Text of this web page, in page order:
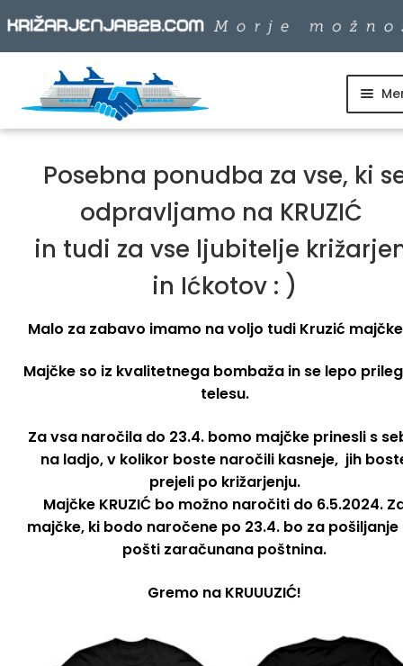
Skip
to
Skip
to
SKUPINSKI ODHODI
DNEVNI IZLETI
DESTINACIJE
LADJARJI
INFO
O NAS
Posebna ponudba za vse, ki
odpravljamo na KRUZIĆ
in tudi za vse ljubitelje
in Ićkotov : )
Malo za zabavo imamo na voljo tudi Kruzić
Majčke so iz kvalitetnega bombaža in se lepo
telesu.
Za vsa naročila do 23.4. bomo majčke prinesli s
na ladjo, v kolikor boste naročili kasneje, jih
prejeli po križarjenju.
Majčke KRUZIĆ bo možno naročiti do 6.5.2024.
majčke, ki bodo naročene po 23.4. bo za
pošti zaračunana poštnina.
Gremo na KRUUUZIĆ!